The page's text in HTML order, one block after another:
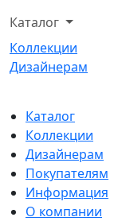
Каталог
Коллекции
Дизайнерам
Каталог
Коллекции
Дизайнерам
Покупателям
Информация
О компании